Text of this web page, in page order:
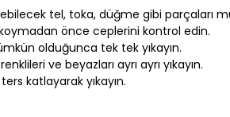
tel, toka, düğme gibi parçaları
önce ceplerini kontrol edin.
olduğunca tek tek yıkayın.
ve beyazları ayrı ayrı yıkayın.
katlayarak yıkayın.